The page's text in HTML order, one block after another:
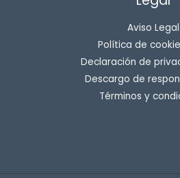
Aviso Legal
Política de
Declaración de
Descargo de
Términos y